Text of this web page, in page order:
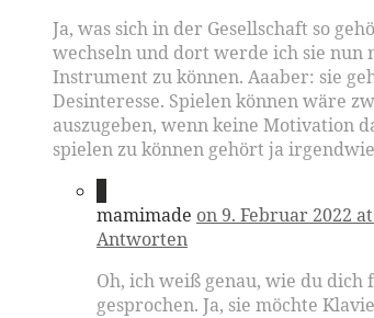
Ja, was sich in der Gesellschaft so
wechseln und dort werde ich sie nun
Instrument zu können. Aaaber: sie
Desinteresse. Spielen können wäre
auszugeben, wenn keine Motivation
spielen zu können gehört ja
mamimade on 9. Februar 2022
Antworten
Oh, ich weiß genau, wie du
gesprochen. Ja, sie möchte